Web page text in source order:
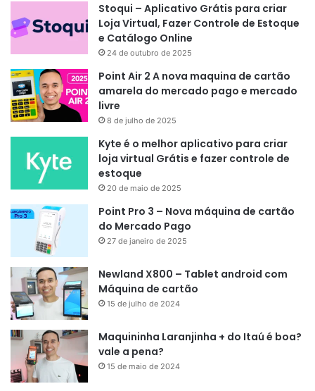
Stoqui – Aplicativo Grátis para criar
Loja Virtual, Fazer Controle de Estoque
e Catálogo Online
24 de outubro de 2025
Point Air 2 A nova maquina de cartão
amarela do mercado pago e mercado
livre
8 de julho de 2025
Kyte é o melhor aplicativo para criar
loja virtual Grátis e fazer controle de
estoque
20 de maio de 2025
Point Pro 3 – Nova máquina de cartão
do Mercado Pago
27 de janeiro de 2025
Newland X800 – Tablet android com
Máquina de cartão
15 de julho de 2024
Maquininha Laranjinha + do Itaú é boa?
vale a pena?
15 de maio de 2024